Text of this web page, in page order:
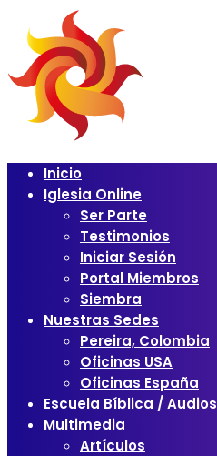
Inicio
Iglesia Online
Ser Parte
Testimonios
Iniciar Sesión
Portal Miembros
Siembra
Nuestras Sedes
Pereira, Colombia
Oficinas USA
Oficinas España
Escuela Bíblica / Audios
Multimedia
Artículos